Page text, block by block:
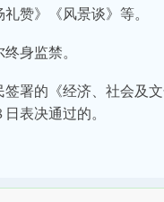
赞》《风景谈》等。
身监禁。
署的《经济、社会及
表决通过的。